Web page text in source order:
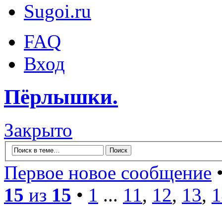
Sugoi.ru
FAQ
Вход
Пёрлышки.
Закрыто
Первое новое сообщение
15 из 15 • 1 ... 11, 12, 13,